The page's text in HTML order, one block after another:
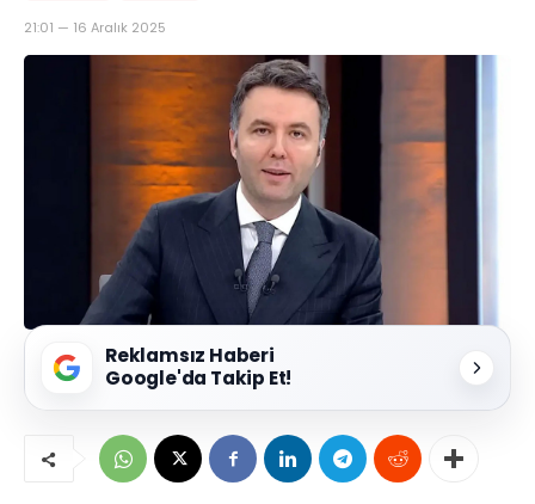
21:01 — 16 Aralık 2025
Reklamsız Haberi
Google'da Takip Et!